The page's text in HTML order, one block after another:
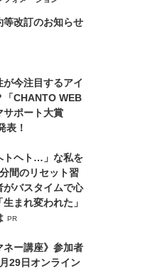
等改訂のお知らせ
が今注目するアイ
「CHANTO WEB
サポート大賞
表！
トヘト…」な私を
間のリセット習
がバスタイムで心
生まれ変われた」
PR
ネー講座》参加者
29日オンライン